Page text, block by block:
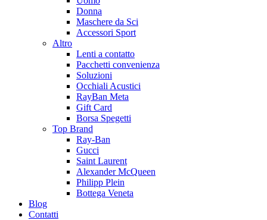
Donna
Maschere da Sci
Accessori Sport
Altro
Lenti a contatto
Pacchetti convenienza
Soluzioni
Occhiali Acustici
RayBan Meta
Gift Card
Borsa Spegetti
Top Brand
Ray-Ban
Gucci
Saint Laurent
Alexander McQueen
Philipp Plein
Bottega Veneta
Blog
Contatti